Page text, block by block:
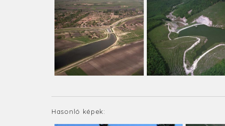
Hasonló képek: